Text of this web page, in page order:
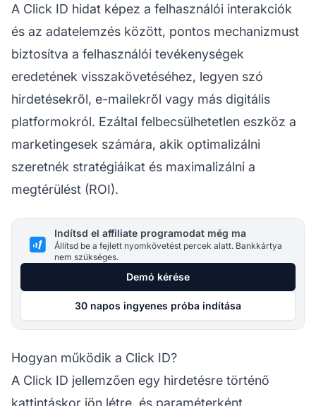
A Click ID hidat képez a felhasználói interakciók
és az adatelemzés között, pontos mechanizmust
biztosítva a felhasználói tevékenységek
eredetének visszakövetéséhez, legyen szó
hirdetésekről, e-mailekről vagy más digitális
platformokról. Ezáltal felbecsülhetetlen eszköz a
marketingesek számára, akik optimalizálni
szeretnék stratégiáikat és maximalizálni a
megtérülést (ROI).
Indítsd el affiliate programodat még ma
Állítsd be a fejlett nyomkövetést percek alatt. Bankkártya
nem szükséges.
Demó kérése
30 napos ingyenes próba indítása
Hogyan működik a Click ID?
A Click ID jellemzően egy hirdetésre történő
kattintáskor jön létre, és paraméterként